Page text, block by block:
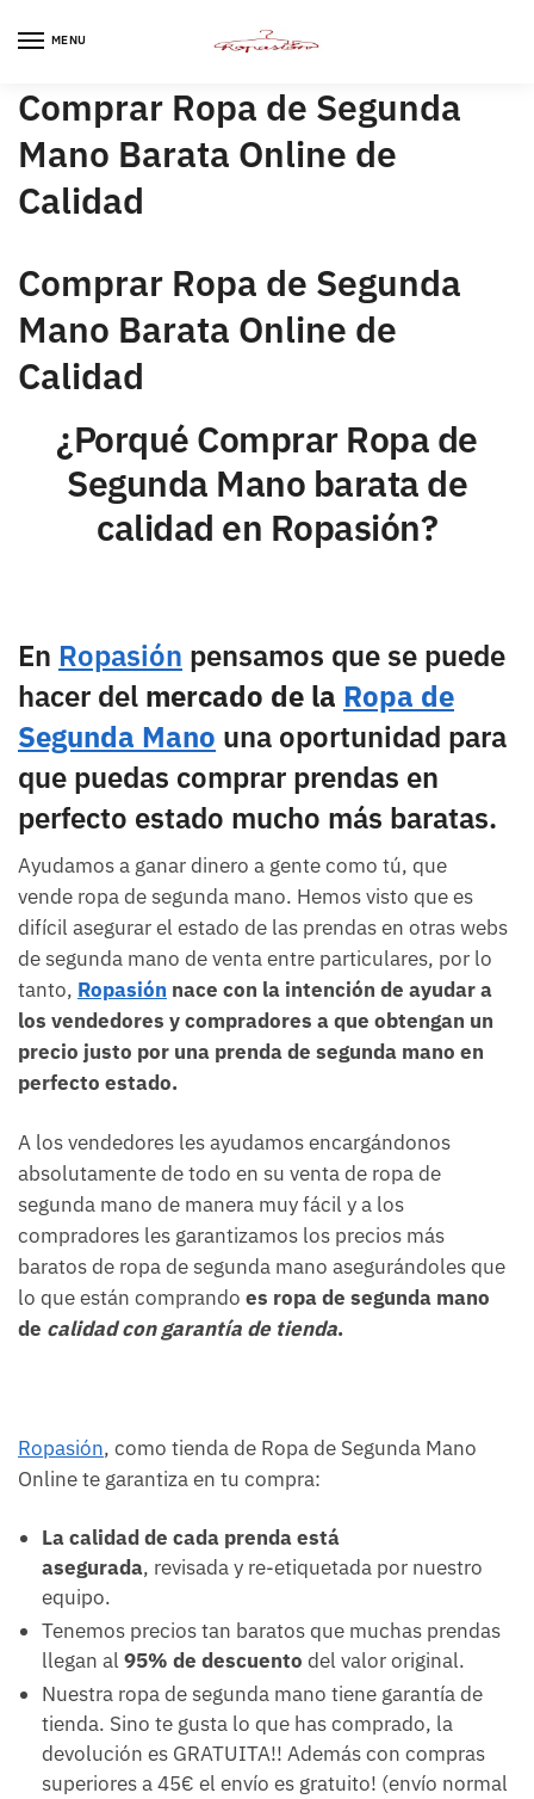
MENU
Comprar Ropa de Segunda
Mano Barata Online de
Calidad
Comprar Ropa de Segunda
Mano Barata Online de
Calidad
¿Porqué Comprar Ropa de
Segunda Mano barata de
calidad en Ropasión?
En Ropasión pensamos que se puede
hacer del mercado de la Ropa de
Segunda Mano una oportunidad para
que puedas comprar prendas en
perfecto estado mucho más baratas.
Ayudamos a ganar dinero a gente como tú, que
vende ropa de segunda mano. Hemos visto que es
difícil asegurar el estado de las prendas en otras webs
de segunda mano de venta entre particulares, por lo
tanto, Ropasión nace con la intención de ayudar a
los vendedores y compradores a que obtengan un
precio justo por una prenda de segunda mano en
perfecto estado.
A los vendedores les ayudamos encargándonos
absolutamente de todo en su venta de ropa de
segunda mano de manera muy fácil y a los
compradores les garantizamos los precios más
baratos de ropa de segunda mano asegurándoles que
lo que están comprando es ropa de segunda mano
de calidad con garantía de tienda.
Ropasión, como tienda de Ropa de Segunda Mano
Online te garantiza en tu compra:
La calidad de cada prenda está
asegurada, revisada y re-etiquetada por nuestro
equipo.
Tenemos precios tan baratos que muchas prendas
llegan al 95% de descuento del valor original.
Nuestra ropa de segunda mano tiene garantía de
tienda. Sino te gusta lo que has comprado, la
devolución es GRATUITA!! Además con compras
superiores a 45€ el envío es gratuito! (envío normal